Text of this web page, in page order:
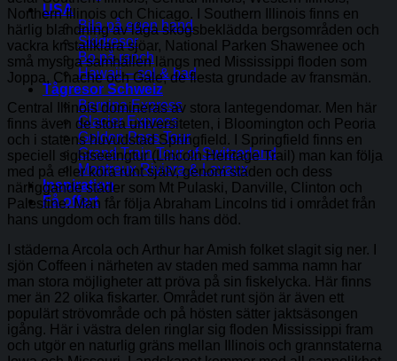
USA
Bila på egen hand
Skidresor
Bo på ranch
Hawaii – sol & bad
Tågresor Schweiz
Bernina Express
Glacier Express
Golden Pass Tour
Grand Train Tour of Switzerland
Montreux Riviera & Lavaux
Inspiration
Få offert
Northern Illinois och Chicago. I Southern Illinois finns en
härlig blandning av låga skogsbeklädda bergsområden och
vackra kristallklara sjöar, National Parken Shawenee och
små mysiga samhällen längs med Mississippi floden som
Joppa, Chache och Gale, de flesta grundade av fransmän.
Central Illinois domineras av stora lantegendomar. Men här
finns även de stora universiteten, i Bloomington och Peoria
och i statens huvudstad Springfield. I Springfield finns en
speciell sightseeingtur (Lincoln Heritage Trail) man kan följa
med på eller köra runt själv, genom staden och dess
närliggande städer som Mt Pulaski, Danville, Clinton och
Palestine. Man får följa Abraham Lincolns tid i området från
hans ungdom och fram tills hans död.
I städerna Arcola och Arthur har Amish folket slagit sig ner. I
sjön Coffeen i närheten av staden med samma namn har
man stora möjligheter att pröva på sin fiskelycka. Här finns
mer än 22 olika fiskarter. Området runt sjön är även ett
populärt strövområde och på hösten sätter jaktsäsongen
igång. Här i västra delen ringlar sig floden Mississippi fram
och utgör en naturlig gräns mellan Illinois och grannstaterna